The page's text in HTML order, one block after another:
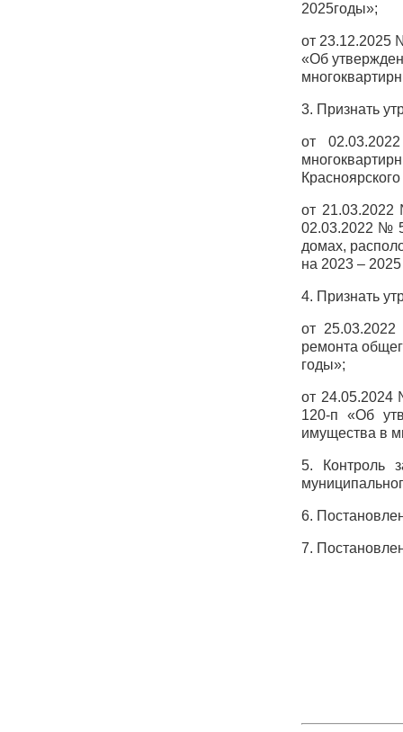
2025годы»;
от 23.12.2025
«Об
3. Признать
от
от 21.03.2022
02.03.2022 №
домах,
на 2023 –
4. Признать
от
ремонта
годы»;
от 24.05.2024
120-п «Об
имущества в
5. Контроль
6.
7.